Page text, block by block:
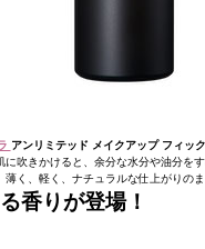
アンリミテッド メイクアップ フィッ
吹きかけると、余分な水分や油分
く、軽く、ナチュラルな仕上がりの
香りが登場！